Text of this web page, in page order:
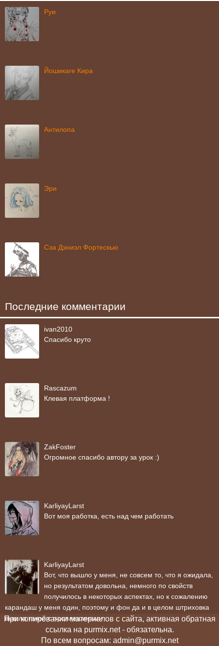
Руи
Йошикаге Кира
Антилопа
Эри
Сэа Дэниэл Фортескью
Последние комментарии
ivan2010
Спасибо круто
Rascazum
Клевая платформа !
ZakFoster
Огромное спасибо автору за урок :)
KarliyayLarst
Вот моя работка, есть над чем работать
KarliyayLarst
Вот, что вышло у меня, не совсем то, что я ожидала,
но результатом довольна, немного по свойств
получилось в некоторых аспектах, но к сожалению
карандаш у меня один, поэтому и фон да и в целом штриховка
вышла такой с проплешинами
При копировании материалов с сайта, активная обратная
ссылка на purmix.net - обязательна.
По всем вопросам: admin@purmix.net